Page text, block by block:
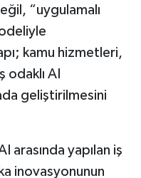
“uygulamalı
kamu hizmetleri,
odaklı AI
geliştirilmesini
arasında yapılan iş
inovasyonunun